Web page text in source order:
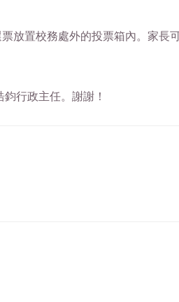
放置校務處外的投票箱內。家長
行政主任。謝謝！